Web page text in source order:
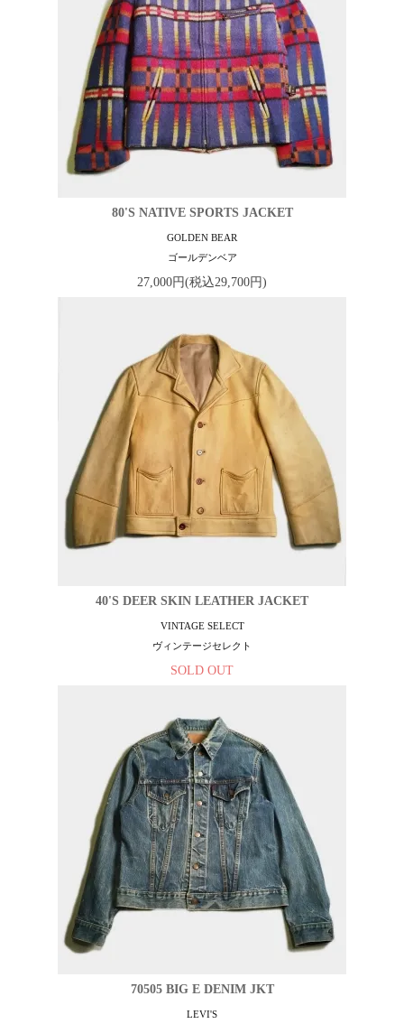
80'S NATIVE SPORTS JACKET
GOLDEN BEAR
ゴールデンベア
27,000円(税込29,700円)
40'S DEER SKIN LEATHER JACKET
VINTAGE SELECT
ヴィンテージセレクト
SOLD OUT
70505 BIG E DENIM JKT
LEVI'S